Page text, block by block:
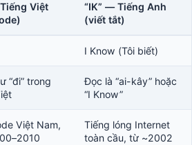
Việt
“IK” — Tiếng Anh
(viết tắt)
I Know (Tôi biết)
“đi” trong
Đọc là “ai-kây” hoặc
“I Know”
Việt Nam,
Tiếng lóng Internet
toàn cầu, từ ~2002